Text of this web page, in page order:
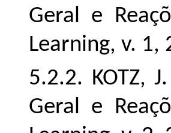
Geral e
Learning, v. 1,
5.2.2. KOTZ,
Geral e